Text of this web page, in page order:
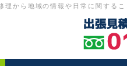
理から地域の情報や日常に関するこ